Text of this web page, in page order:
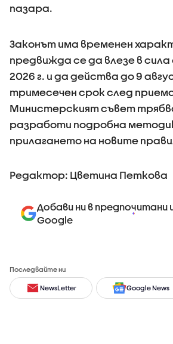
пазара.
Законът има временен
предвижда се да влезе в
2026 г. и да действа до 9
тримесечен срок след
Министерският съвет
разработи подробна
прилагането на новите
Редактор: Цветина Петкова
Добави ни в предпочитани
Google
Последвайте ни
NewsLetter Google News